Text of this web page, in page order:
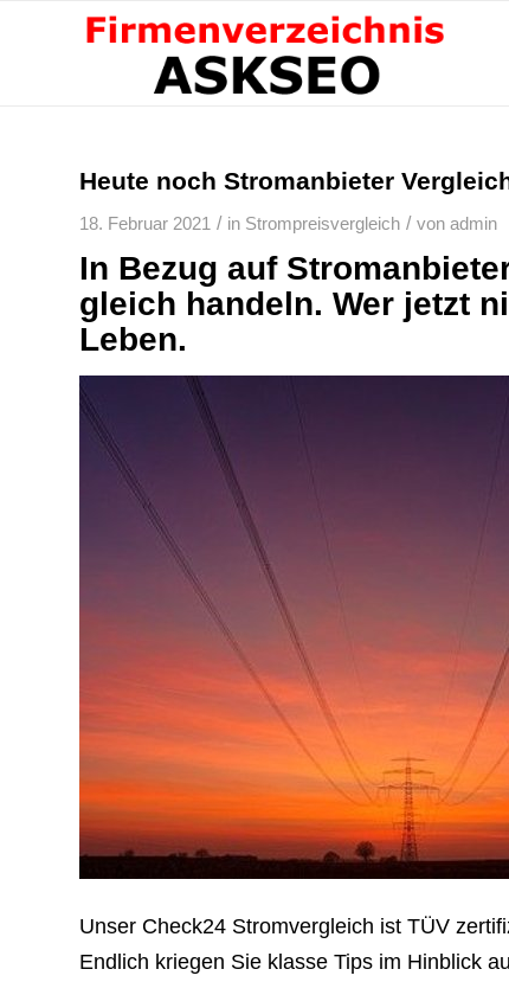
Heute noch Stromanbieter
18. Februar 2021 / in Strompreisvergleich / von admin
In Bezug auf
gleich handeln. Wer jetzt
Leben.
Unser Check24 Stromvergleich ist TÜV
Endlich kriegen Sie klasse Tips im Hinblick